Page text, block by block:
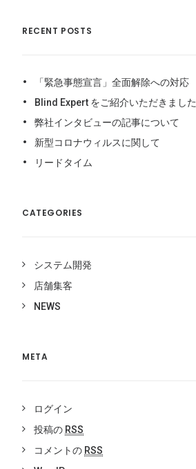
RECENT POSTS
「緊急事態宣言」全面解除への対応
Blind Expert をご紹介いただきました
弊社インタビューの記事について
新型コロナウィルスに関して
リードタイム
CATEGORIES
システム開発
店舗集客
NEWS
META
ログイン
投稿の RSS
コメントの RSS